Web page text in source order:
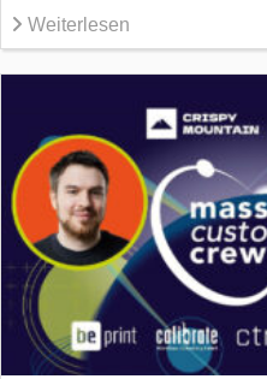
Weiterlesen